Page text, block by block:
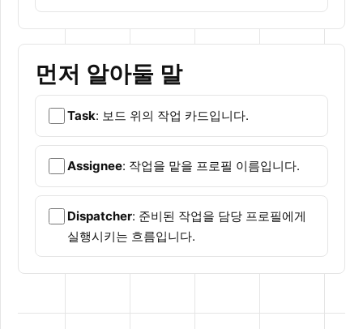
먼저 알아둘 말
Task: 보드 위의 작업 카드입니다.
Assignee: 작업을 맡을 프로필 이름입니다.
Dispatcher: 준비된 작업을 담당 프로필에게
실행시키는 흐름입니다.